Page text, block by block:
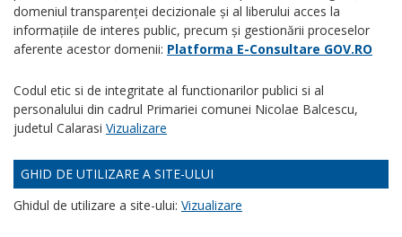
domeniul transparenței decizionale și al liberului acces la
informațiile de interes public, precum și gestionării proceselor
aferente acestor domenii: Platforma E-Consultare GOV.RO
Codul etic si de integritate al functionarilor publici si al
personalului din cadrul Primariei comunei Nicolae Balcescu,
judetul Calarasi Vizualizare
GHID DE UTILIZARE A SITE-ULUI
Ghidul de utilizare a site-ului: Vizualizare